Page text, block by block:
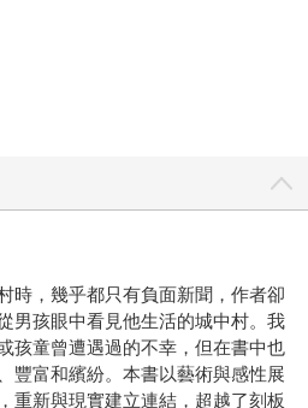
時，幾乎都只有負面新聞，作者卻
男孩眼中看見他生活的城中村。我
孩童曾遭遇過的不幸，但在書中也
豐富和繽紛。本書以藝術與感性展
重新與現實建立連結，超越了刻板